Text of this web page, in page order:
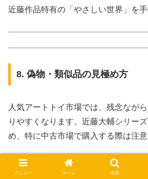
近藤作品特有の「やさしい世界」を手
8. 偽物・類似品の見極め方
人気アートトイ市場では、残念なが
りやすくなります。近藤大輔シリー
め、特に中古市場で購入する際は注意
メニュー ホーム 検索